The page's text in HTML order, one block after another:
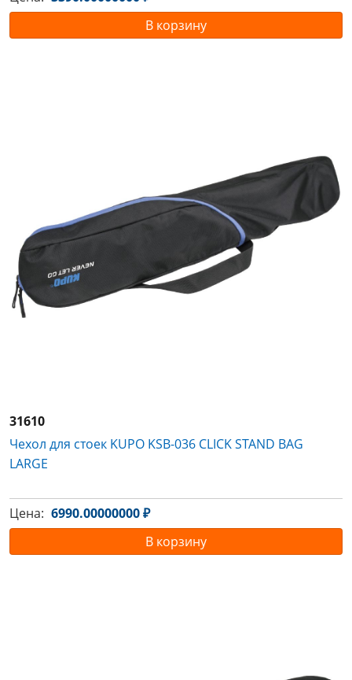
В корзину
31610
Чехол для стоек KUPO KSB-036 CLICK STAND BAG
LARGE
Цена: 6990.00000000 ₽
В корзину